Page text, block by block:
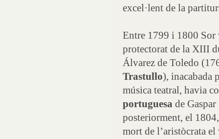
excel·lent de la
Entre 1799 i 1800 Sor
protectorat de la XIII
Álvarez de Toledo
Trastullo), inacabada
música teatral, havia
portuguesa de
posteriorment, el
mort de l’aristòcrata